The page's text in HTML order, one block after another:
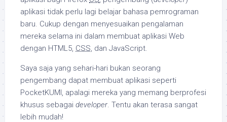
aplikasi tidak perlu lagi belajar bahasa pemrograman
baru. Cukup dengan menyesuaikan pengalaman
mereka selama ini dalam membuat aplikasi Web
dengan HTML5, CSS, dan JavaScript.
Saya saja yang sehari-hari bukan seorang
pengembang dapat membuat aplikasi seperti
PocketKUMI, apalagi mereka yang memang berprofesi
khusus sebagai developer. Tentu akan terasa sangat
lebih mudah!